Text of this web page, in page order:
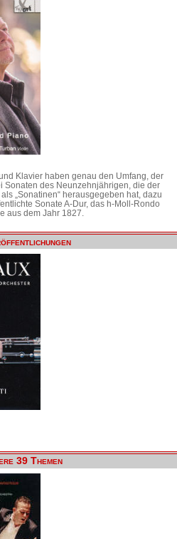
Klavier haben genau den Umfang, der
Sonaten des Neunzehnjährigen, die der
„Sonatinen“ herausgegeben hat, dazu
Sonate A-Dur, das h-Moll-Rondo
aus dem Jahr 1827.
39 Themen